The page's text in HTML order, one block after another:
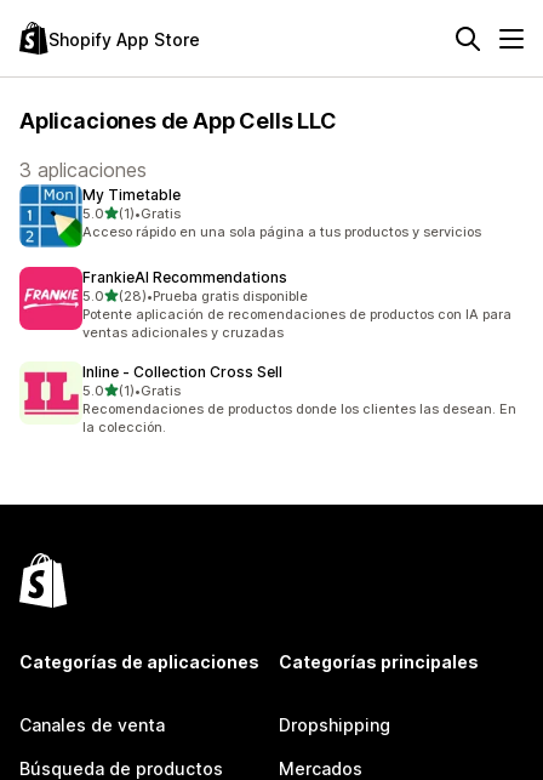
Shopify App Store
Aplicaciones de App Cells LLC
3 aplicaciones
My Timetable
5.0de 5 estrellas
(1)
1 reseñas en total
•Gratis
Acceso rápido en una sola página a tus productos y servicios
FrankieAI Recommendations
5.0de 5 estrellas
(28)
28 reseñas en total
•Prueba gratis disponible
Potente aplicación de recomendaciones de productos con IA para
ventas adicionales y cruzadas
Inline ‑ Collection Cross Sell
5.0de 5 estrellas
(1)
1 reseñas en total
•Gratis
Recomendaciones de productos donde los clientes las desean. En
la colección.
Categorías de aplicaciones
Canales de venta
Búsqueda de productos
Categorías principales
Dropshipping
Mercados